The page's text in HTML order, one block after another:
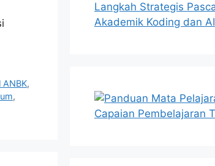
ANBK,
,
Langkah Strategis
Akademik Koding dan AI